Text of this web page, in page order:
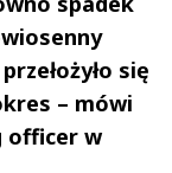
się
– mówi
officer w